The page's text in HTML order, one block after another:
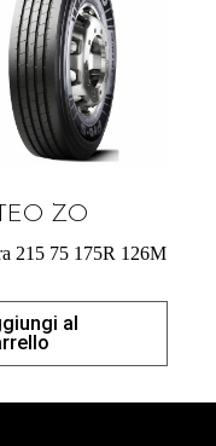
ZO
215 75 175R 126M
al